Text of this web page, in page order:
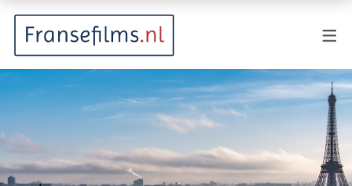
Animatie
Documentaire